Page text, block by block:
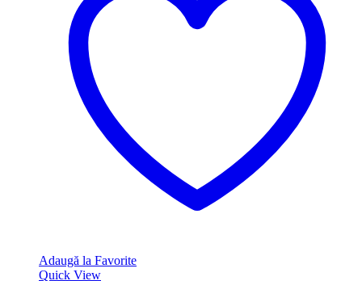
Adaugă la Favorite
Quick View